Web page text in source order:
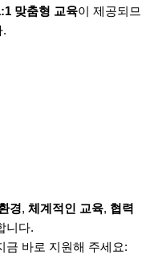
맞춤형 교육이 제공되므
.
경, 체계적인 교육, 협력
니다.
금 바로 지원해 주세요: